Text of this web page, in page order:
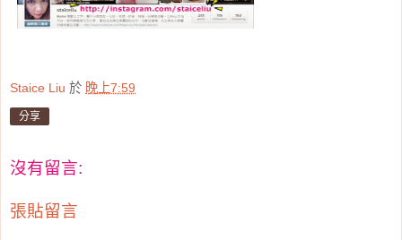
Staice Liu 於 晚上7:59
分享
沒有留言:
張貼留言